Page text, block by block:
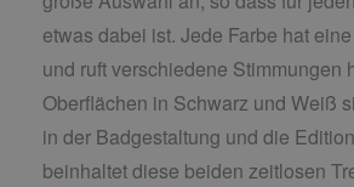
etwas dabei ist. Jede Farbe hat
und ruft verschiedene Stimmungen
Oberflächen in Schwarz und Weiß
in der Badgestaltung und die
beinhaltet diese beiden zeitlosen